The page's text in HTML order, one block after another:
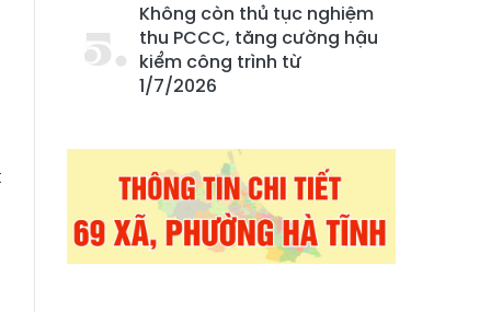
Không còn thủ tục nghiệm
thu PCCC, tăng cường hậu
kiểm công trình từ
1/7/2026